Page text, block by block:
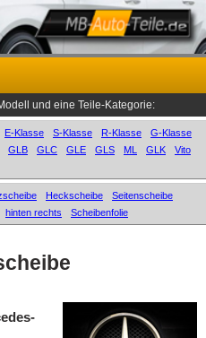
und eine Teile-Kategorie:
E-Klasse S-Klasse R-Klasse
G-Klasse
GLB GLC GLE GLS ML GLK
Vito
Heckscheibe
Seitenscheibe
hinten rechts Scheibenfolie